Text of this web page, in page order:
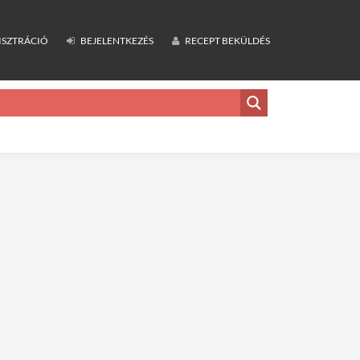
BEJELENTKEZÉS RECEPT BEKÜLDÉS